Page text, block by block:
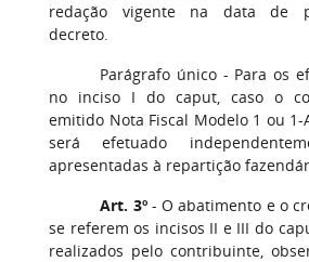
redação vigente na data de
decreto.
Parágrafo único - Para os
no inciso I do caput, caso o
emitido Nota Fiscal Modelo 1 ou 1-
será efetuado
apresentadas à repartição
Art. 3º- O abatimento e o
se referem os incisos II e III do
realizados pelo contribuinte,